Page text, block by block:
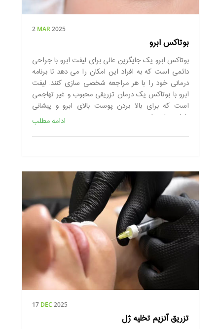
2 MAR2025
بوتاکس ابرو
بوتاکس ابرو یک جایگزین عالی برای لیفت ابرو با جراحی
دائمی است که به افراد این امکان را می دهد تا برنامه
درمانی خود را با هر مراجعه شخصی سازی کنند. لیفت
ابرو با بوتاکس یک درمان تزریقی محبوب و غیر تهاجمی
است که برای بالا بردن پوست بالای ابرو و پیشانی
طراحی شده است.
ادامه مطلب
17 DEC 2025
تزریق آنزیم تخلیه ژل